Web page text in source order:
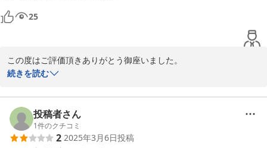
駐車場少し離れており、便利とは言い難かったです。
フロントが無人のため、よくも悪くも滞在中一度もスタッフに会いませ
ホテルそのものの立地と価格については、とてもよかったっです。
25
この度はご評価頂きありがとう御座いました。
お客様から頂いた貴重なご意見を参考に今後の改善課題とさせて頂
この度はありがとう御座いました。
次回もお待ちしております。
2021-03-29
続きを読む
投稿者さん
1件のクチコミ
2 2025年3月6日投稿